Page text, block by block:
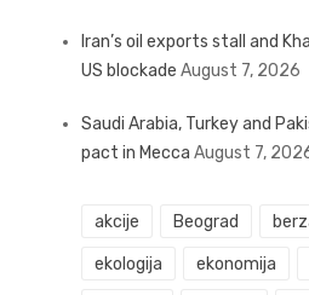
Iran’s oil exports stall and
US blockade August 7, 2026
Saudi Arabia, Turkey and
pact in Mecca August 7,
akcije Beograd
ekologija ekonomija